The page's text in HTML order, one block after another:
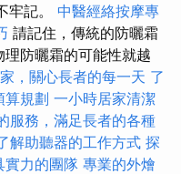
牢記。 中醫經絡按摩專
請記住，傳統的防曬霜
防曬霜的可能性就越
，關心長者的每一天 了
算規劃 一小時居家清潔
服務，滿足長者的各種
解助聽器的工作方式 探
實力的團隊 專業的外燴